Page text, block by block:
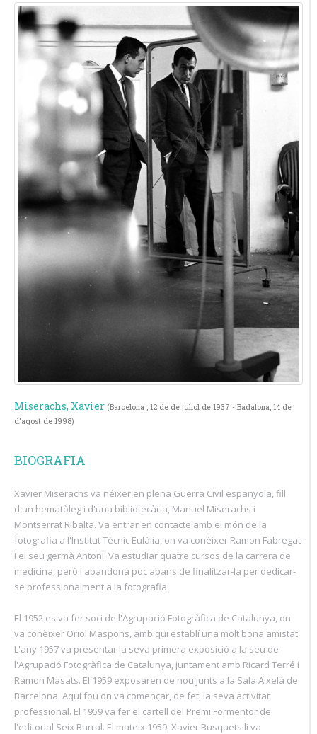
Miserachs, Xavier (Barcelona , 12 de de juliol de 1937 - Badalona, 14 de
d'agost de 1998)
BIOGRAFIA
Xavier Miserachs va néixer en plena Guerra Civil espanyola, fill
d'un hematòleg i d'una bibliotecària, Manuel Miserachs i
Montserrat Ribalta. Va entrar en contacte amb el món de la
fotografia a l'Institut Tècnic Eulàlia, on va conèixer Ramon Fabregat
i el seu germà Antoni. Va estudiar quatre cursos de la carrera de
medicina, però l'abandonà poc abans de finalitzar-la per dedicar-
se professionalment a la fotografia.
El 1952 es va fer soci de l'Agrupació Fotogràfica de Catalunya, on
va conèixer Oriol Maspons, amb qui establí una molt bona amistat.
L'any 1957 va presentar la seva primera exposició a la seu de
l'Agrupació Fotogràfica de Catalunya, juntament amb Ricard Terré i
Ramon Masats. El 1959 exposaren de nou junts a la Sala Aixelà de
Barcelona. Aquí fou on va començar, de fet, la seva activitat
professional. El 1959 va fer el cartell del Premi Formentor de
l'editorial Seix Barral. El mateix 1959, Xavier Busquets li va